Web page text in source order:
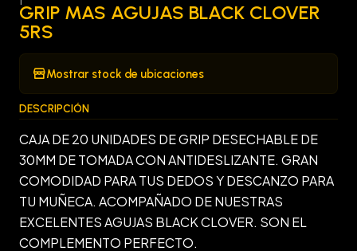
GRIP MAS AGUJAS BLACK CLOVER
5RS
Mostrar stock de ubicaciones
DESCRIPCIÓN
CAJA DE 20 UNIDADES DE GRIP DESECHABLE DE
30MM DE TOMADA CON ANTIDESLIZANTE. GRAN
COMODIDAD PARA TUS DEDOS Y DESCANZO PARA
TU MUÑECA. ACOMPAÑADO DE NUESTRAS
EXCELENTES AGUJAS BLACK CLOVER. SON EL
COMPLEMENTO PERFECTO.